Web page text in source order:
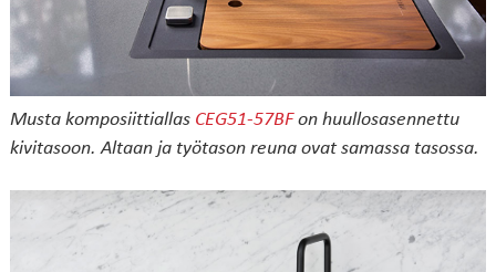
Musta komposiittiallas CEG51-57BFon huullosasennettu
kivitasoon. Altaan ja työtason reuna ovat samassa tasossa.